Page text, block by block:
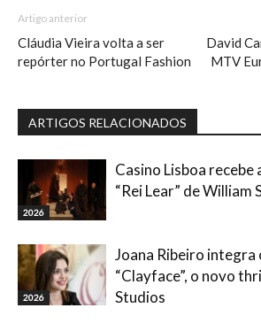
Artigo anterior
Cláudia Vieira volta a ser
repórter no Portugal Fashion
David
MTV
ARTIGOS RELACIONADOS
2026
Casino Lisboa recebe
“Rei Lear” de William
2026
Joana Ribeiro integra
“Clayface”, o novo
Studios